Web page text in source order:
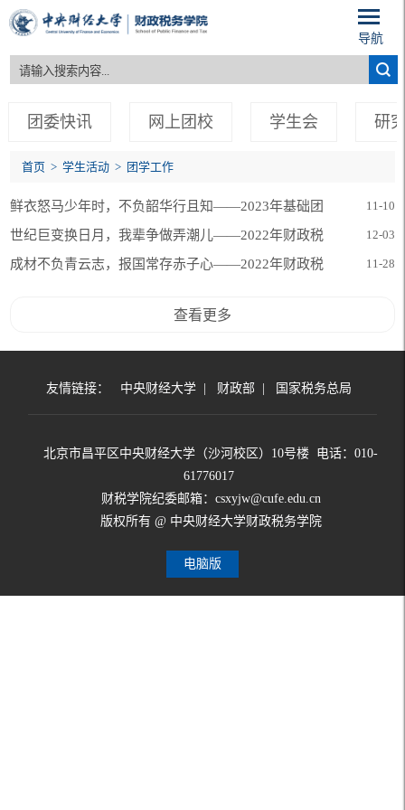
导航
团委快讯 网上团校 学生会 研
首页 > 学生活动 > 团学工作
鲜衣怒马少年时，不负韶华行且知——2023年基础团
校开幕式
11-10
世纪巨变换日月，我辈争做弄潮儿——2022年财政税
务学院基础团校菁彩团课
12-03
成材不负青云志，报国常存赤子心——2022年财政税
11-28
查看更多
友情链接： 中央财经大学 财政部 国家税务总局
北京市昌平区中央财经大学（沙河校区）10号楼 电话：010-
61776017
财税学院纪委邮箱：csxyjw@cufe.edu.cn
版权所有 @ 中央财经大学财政税务学院
电脑版